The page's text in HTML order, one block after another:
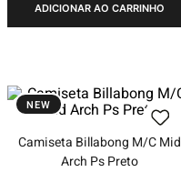
ADICIONAR AO CARRINHO
NEW
Camiseta Billabong M/C Mid
Arch Ps Preto